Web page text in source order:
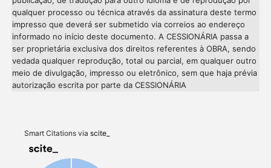
qualquer processo ou técnica através da assinatura deste termo
impresso que deverá ser submetido via correios ao endereço
informado no início deste documento. A CESSIONÁRIA passa a
ser proprietária exclusiva dos direitos referentes à OBRA, sendo
vedada qualquer reprodução, total ou parcial, em qualquer outro
meio de divulgação, impresso ou eletrônico, sem que haja prévia
autorização escrita por parte da CESSIONÁRIA
Smart Citations via scite_
Intro